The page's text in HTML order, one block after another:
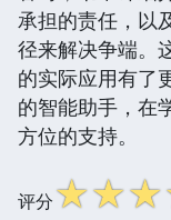
承担的责任，以
径来解决争端。
的实际应用有了
的智能助手，在
方位的支持。
评分☆☆☆